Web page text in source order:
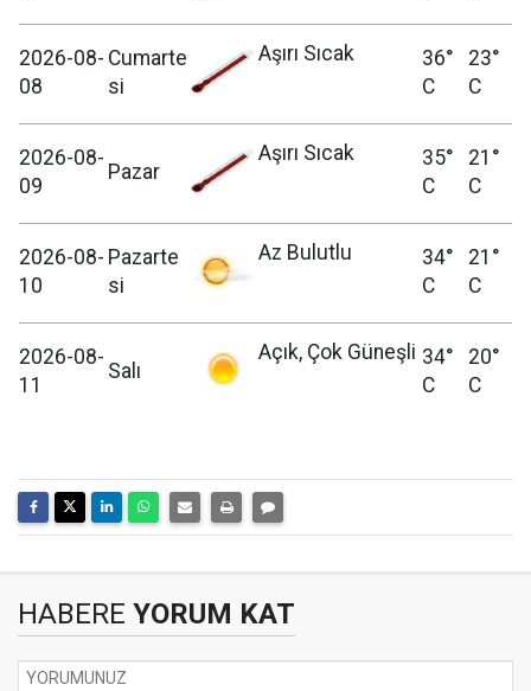
2026-08-
08
Cumarte
si
Aşırı Sıcak
36°
C
23°
C
2026-08-
09
Pazar
Aşırı Sıcak
35°
C
21°
C
2026-08-
10
Pazarte
si
Az Bulutlu
34°
C
21°
C
2026-08-
11
Salı
Açık, Çok Güneşli 34°
C
20°
C
HABERE YORUM KAT